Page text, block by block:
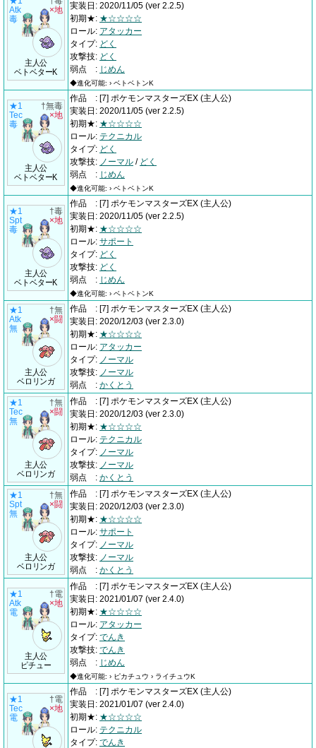
Atk
毒
主人公
ベトベターK
×地
実装日 : 2020/11/05 (ver 2.2.5)
初期★: ★☆☆☆☆
ロール: アタッカー
タイプ: どく
攻撃技: どく
弱点
: じめん
◆進化可能: › ベトベトンK
★1
Tec
毒
主人公
ベトベターK
†無毒
×地
作品 : [7] ポケモンマスターズEX (主人公)
実装日 : 2020/11/05 (ver 2.2.5)
初期★: ★☆☆☆☆
ロール: テクニカル
タイプ: どく
攻撃技: ノーマル / どく
弱点
: じめん
◆進化可能: › ベトベトンK
★1
Spt
毒
主人公
ベトベターK
†毒
×地
作品 : [7] ポケモンマスターズEX (主人公)
実装日 : 2020/11/05 (ver 2.2.5)
初期★: ★☆☆☆☆
ロール: サポート
タイプ: どく
攻撃技: どく
弱点
: じめん
◆進化可能: › ベトベトンK
★1
Atk
無
主人公
ベロリンガ
†無
×闘
作品 : [7] ポケモンマスターズEX (主人公)
実装日 : 2020/12/03 (ver 2.3.0)
初期★: ★☆☆☆☆
ロール: アタッカー
タイプ: ノーマル
攻撃技: ノーマル
弱点
: かくとう
★1
Tec
無
主人公
ベロリンガ
†無
×闘
作品 : [7] ポケモンマスターズEX (主人公)
実装日 : 2020/12/03 (ver 2.3.0)
初期★: ★☆☆☆☆
ロール: テクニカル
タイプ: ノーマル
攻撃技: ノーマル
弱点
: かくとう
★1
Spt
無
主人公
ベロリンガ
†無
×闘
作品 : [7] ポケモンマスターズEX (主人公)
実装日 : 2020/12/03 (ver 2.3.0)
初期★: ★☆☆☆☆
ロール: サポート
タイプ: ノーマル
攻撃技: ノーマル
弱点
: かくとう
★1
Atk
電
主人公
ピチュー
†電
×地
作品 : [7] ポケモンマスターズEX (主人公)
実装日 : 2021/01/07 (ver 2.4.0)
初期★: ★☆☆☆☆
ロール: アタッカー
タイプ: でんき
攻撃技: でんき
弱点
: じめん
◆進化可能: › ピカチュウ › ライチュウK
★1
Tec
電
†電
×地
作品 : [7] ポケモンマスターズEX (主人公)
実装日 : 2021/01/07 (ver 2.4.0)
初期★: ★☆☆☆☆
ロール: テクニカル
タイプ: でんき